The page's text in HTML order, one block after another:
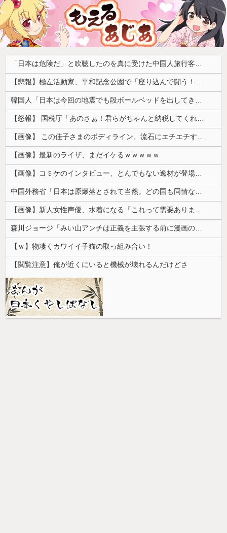
「日本は危険だ」と吹聴したのを真に受けた中国人旅行客、だが代替旅行先が日本ほど安全ではなかった結果……
【悲報】極左活動家、平和記念公園で「座り込んで闘う！」と意気込むも… → 警察に完全排除されてしまう ………
韓国人「日本は今回の地震でも段ボールベッドを出してきたので後進国なのは変わらないようです」
【怒報】 国税庁「あのさぁ！君らがちゃんと納税してくれないとこうなっちゃうけどどうする？！」←これw w w w w w w w
【画像】 この佳子さまのボディライン、流石にエチエチすぎやろ！
【画像】最新のライザ、まだイケるｗｗｗｗｗ
【画像】コミケのインタビュー、とんでもない逸材が登場ｗｗｗｗｗｗ 【Pickup07092041】
中国外務省「日本は原爆落とされて当然。どの国も同情なんかしない」
【画像】新人女性声優、水着になる「これって需要ありますか？」
森川ジョージ「みい山アンチは正義を主張する前に漫画の無断転載をやめろよ」←これwwww
【ｗ】物凄くカワイイ子猫の取っ組み合い！
【閲覧注意】俺が近くにいると機械が壊れるんだけどさ